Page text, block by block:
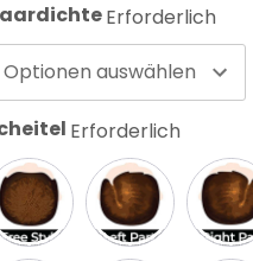
Erforderlich
Optionen auswählen
Erforderlich